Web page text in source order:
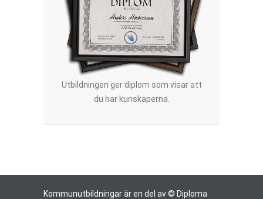
Utbildningen ger diplom som visar att
du har kunskaperna.
Kommunutbildningar är en del av © Diploma